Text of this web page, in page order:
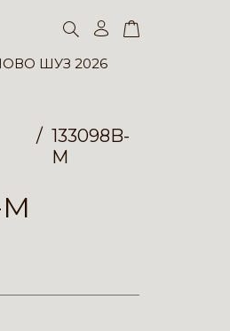
ШУЗ 2026
133098B-
M